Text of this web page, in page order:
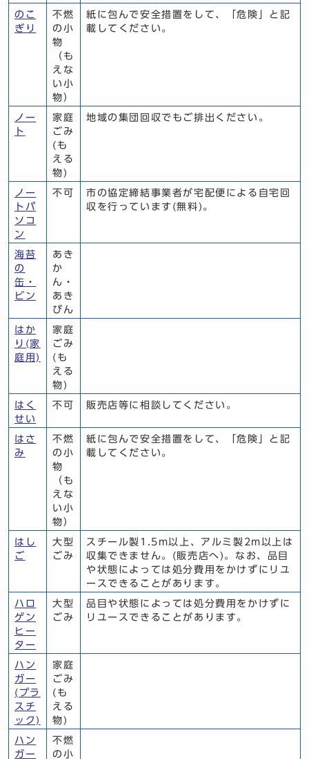
のこ
ぎり
不燃
の小
物
（も
えな
い小
物）
紙に包んで安全措置をして、「危険」と記
載してください。
ノー
ト
家庭
ごみ
(も
える
物)
地域の集団回収でもご排出ください。
ノー
トパ
ソコ
ン
不可
市の協定締結事業者が宅配便による自宅回
収を行っています(無料)。
海苔
の
缶・
ビン
あき
か
ん・
あき
びん
はか
り(家
庭用)
家庭
ごみ
(も
える
物)
はく
せい
不可 販売店等に相談してください。
はさ
み
不燃
の小
物
（も
えな
い小
物）
紙に包んで安全措置をして、「危険」と記
載してください。
はし
ご
大型
ごみ
スチール製1.5m以上、アルミ製2m以上は
収集できません。(販売店へ)。なお、品目
や状態によっては処分費用をかけずにリユ
ースできることがあります。
ハロ
ゲン
ヒー
ター
大型
ごみ
品目や状態によっては処分費用をかけずに
リユースできることがあります。
ハン
ガー
(プラ
スチ
ック)
家庭
ごみ
(も
える
物)
ハン
ガー
不燃
の小